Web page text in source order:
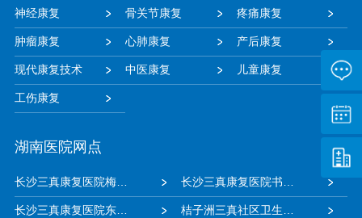
神经康复 骨关节康复 疼痛康复
肿瘤康复 心肺康复 产后康复
现代康复技术 中医康复 儿童康复
工伤康复
湖南医院网点
长沙三真康复医院梅溪湖院区 长沙三真康复医院书院路院区
长沙三真康复医院东风路院区 桔子洲三真社区卫生服务中心